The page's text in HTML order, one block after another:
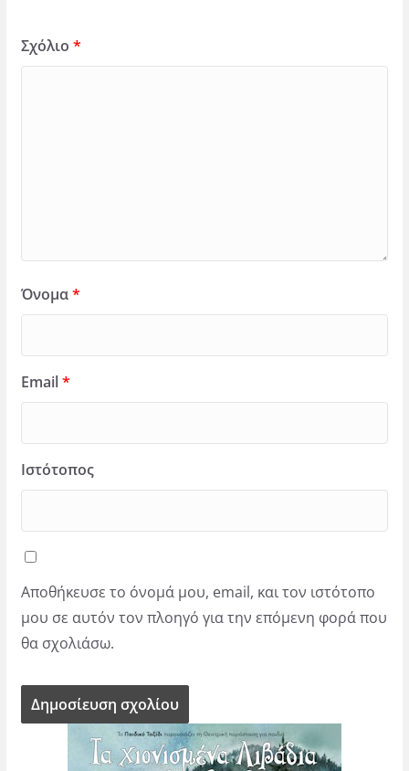
Σχόλιο *
Όνομα*
Email*
Ιστότοπος
Αποθήκευσε το όνομά μου, email, και τον ιστότοπο
μου σε αυτόν τον πλοηγό για την επόμενη φορά που
θα σχολιάσω.